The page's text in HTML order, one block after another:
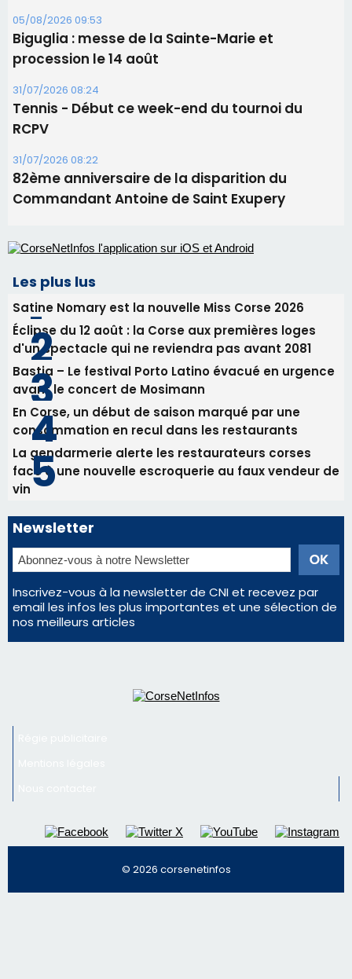
05/08/2026 09:53
Biguglia : messe de la Sainte-Marie et
procession le 14 août
31/07/2026 08:24
Tennis - Début ce week-end du tournoi du
RCPV
31/07/2026 08:22
82ème anniversaire de la disparition du
Commandant Antoine de Saint Exupery
Les plus lus
Satine Nomary est la nouvelle Miss Corse 2026
Éclipse du 12 août : la Corse aux premières loges
d'un spectacle qui ne reviendra pas avant 2081
Bastia – Le festival Porto Latino évacué en urgence
avant le concert de Mosimann
En Corse, un début de saison marqué par une
consommation en recul dans les restaurants
La gendarmerie alerte les restaurateurs corses
face à une nouvelle escroquerie au faux vendeur de
vin
Newsletter
Inscrivez-vous à la newsletter de CNI et recevez par
email les infos les plus importantes et une sélection de
nos meilleurs articles
© 2026 corsenetinfos